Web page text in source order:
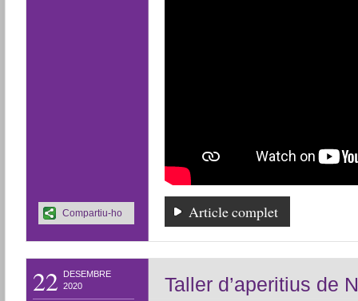
Article complet
Compartiu-ho
22
DESEMBRE
2020
Taller d’aperitius de